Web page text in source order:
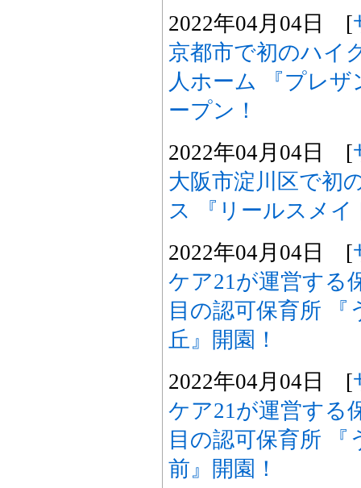
2022年04月04日 [
京都市で初のハイ
人ホーム 『プレ
ープン！
2022年04月04日 [
大阪市淀川区で初
ス 『リールスメ
2022年04月04日 [
ケア21が運営する
目の認可保育所
丘』開園！
2022年04月04日 [
ケア21が運営する
目の認可保育所 『
前』開園！